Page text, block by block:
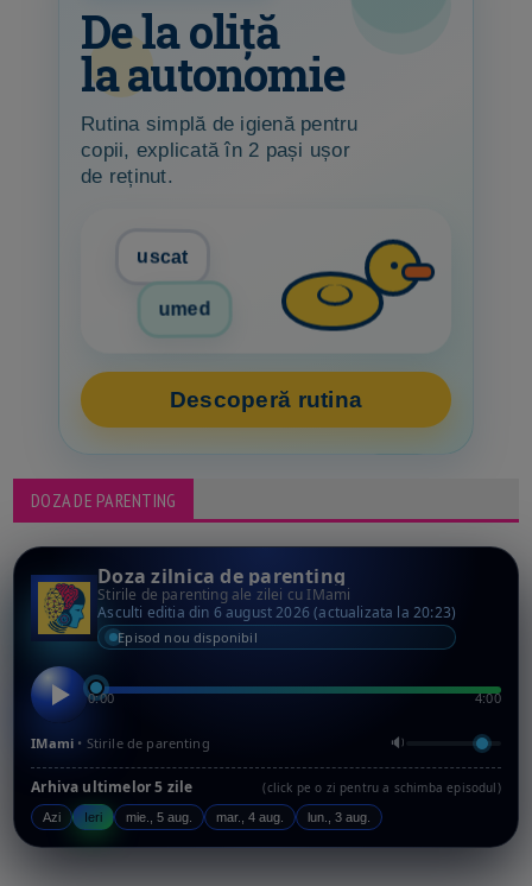
De la oliță
la autonomie
Rutina simplă de igienă pentru
copii, explicată în 2 pași ușor
de reținut.
uscat
umed
Descoperă rutina
DOZA DE PARENTING
Doza zilnica de parenting
Stirile de parenting ale zilei cu IMami
Asculti editia din 6 august 2026 (actualizata la 20:23)
Episod nou disponibil
0:00 4:00
IMami • Stirile de parenting 🔉
Arhiva ultimelor 5 zile (click pe o zi pentru a schimba episodul)
Azi Ieri mie., 5 aug. mar., 4 aug. lun., 3 aug.